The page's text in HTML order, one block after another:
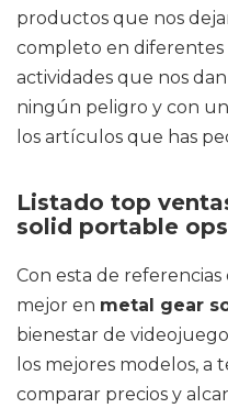
productos que nos
completo en diferentes
actividades que nos
ningún peligro y con
los artículos que has
Listado top
solid portable ops
Con esta de
mejor en metal gear
bienestar de
los mejores modelos, a
comparar precios y